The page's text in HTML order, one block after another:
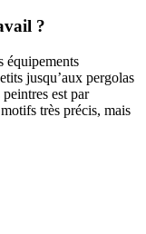
?
équipements
jusqu’aux pergolas
est par
très précis, mais